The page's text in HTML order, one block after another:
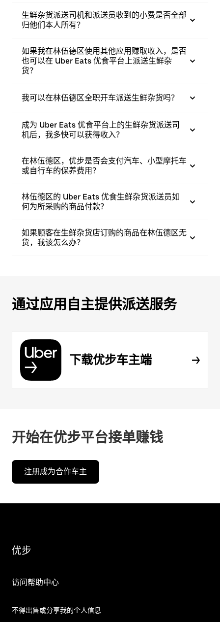
生鲜杂货派送司机和派送员收到的小费是否全部
归他们本人所有？
如果我在林伍德区使用其他应用赚取收入，是否
也可以在 Uber Eats 优食平台上派送生鲜杂
货？
我可以在林伍德区全职开车派送生鲜杂货吗？
成为 Uber Eats 优食平台上的生鲜杂货派送司
机后，我多快可以获得收入？
在林伍德区，优步是否会支付汽车、小型摩托车
或自行车的保养费用？
林伍德区的 Uber Eats 优食生鲜杂货派送员如
何为所采购的商品付款？
如果顾客在生鲜杂货店订购的商品在林伍德区无
货，我该怎么办？
通过应用自主提供派送服务
下载优步车主端
开始在优步平台接单赚钱
注册成为合作车主
优步
访问帮助中心
不得出售或分享我的个人信息